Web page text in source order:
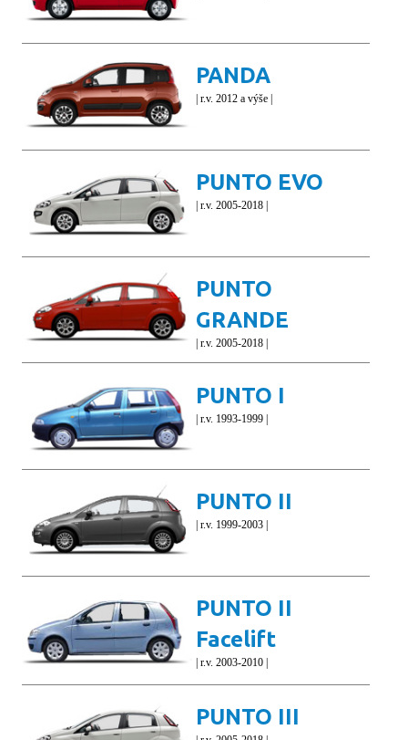
PANDA
| r.v. 2012 a výše |
PUNTO EVO
| r.v. 2005-2018 |
PUNTO
GRANDE
| r.v. 2005-2018 |
PUNTO I
| r.v. 1993-1999 |
PUNTO II
| r.v. 1999-2003 |
PUNTO II
Facelift
| r.v. 2003-2010 |
PUNTO III